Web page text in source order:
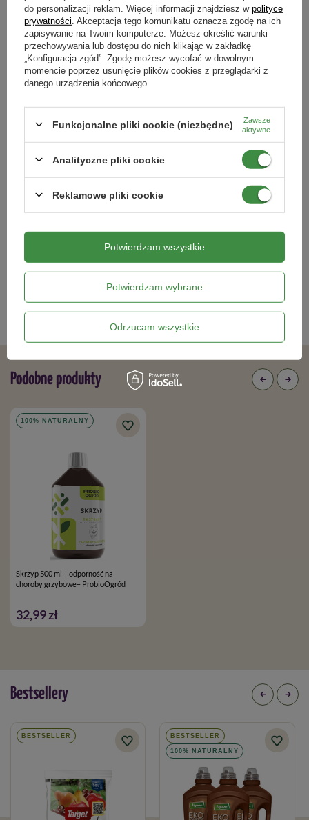
Opryskiwanie: 100-200 ml ekstraktu na 10 litrów wody.
Uwaga!Unikać jednoczesnego stosowania wyciągu ze skrzypu
z chemicznymi środkami ochrony roślin, aby zachować
skuteczność działania naturalnego preparatu.
Skład
Ekstrakt z procesu fermentacji skrzypu polnego z bakteriami
Forma
płyn
Polecany do szklarni
tak
Podmiot odpowiedzialny za ten produkt na terenie UE Więcej
100% NATURALNY
Skrzyp 500 ml – odporność na
choroby grzybowe– ProbioOgród
32,99 zł
Kategorie powiązane
Ekologicznie na choroby roślin
Podobne produkty
100% NATURALNY
Skrzyp 500 ml – odporność na
choroby grzybowe– ProbioOgród
32,99 zł
Bestsellery
BESTSELLER BESTSELLER
100% NATURALNY
do personalizacji reklam. Więcej informacji znajdziesz w polityce
prywatności . Akceptacja tego komunikatu oznacza zgodę na ich
zapisywanie na Twoim komputerze. Możesz określić warunki
przechowywania lub dostępu do nich klikając w zakładkę
„Konfiguracja zgód”. Zgodę możesz wycofać w dowolnym
momencie poprzez usunięcie plików cookies z przeglądarki z
danego urządzenia końcowego.
Funkcjonalne pliki cookie (niezbędne)
Zawsze
aktywne
Analityczne pliki cookie
Reklamowe pliki cookie
Potwierdzam wybrane
Odrzucam wszystkie
Potwierdzam wszystkie